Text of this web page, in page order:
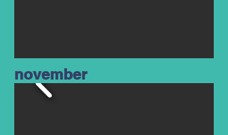
november